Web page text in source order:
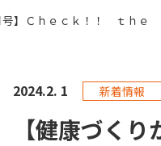
号】Ｃｈｅｃｋ！！ ｔｈｅ
2024.2. 1 新着情報
【健康づく